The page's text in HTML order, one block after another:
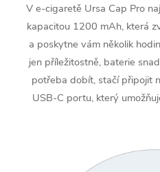
V e-cigaretě Ursa Cap Pro
kapacitou 1200 mAh, která
a poskytne vám několik
jen příležitostně, baterie
potřeba dobít, stačí připojit
USB-C portu, který